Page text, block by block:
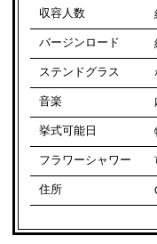
収容人数
バージンロード
ステンドグラス
音楽
挙式可能日
フラワーシャワー
住所